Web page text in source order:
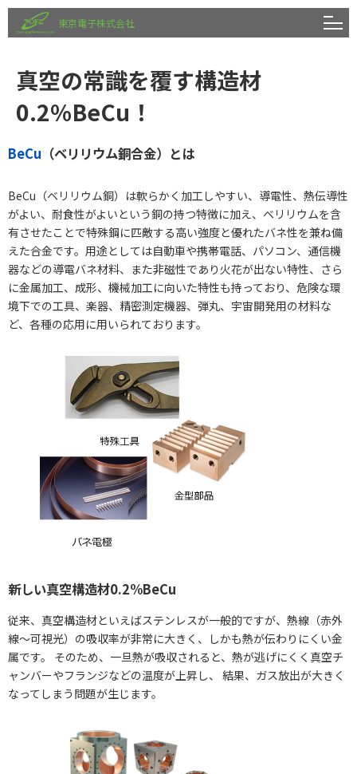
東京電子株式会社
真空の常識を覆す構造材
0.2%BeCu！
BeCu （ベリリウム銅合金）とは
BeCu（ベリリウム銅）は軟らかく加工しやすい、導電性、熱伝導性
がよい、耐食性がよいという銅の持つ特徴に加え、ベリリウムを含
有させたことで特殊鋼に匹敵する高い強度と優れたバネ性を兼ね備
えた合金です。用途としては自動車や携帯電話、パソコン、通信機
器などの導電バネ材料、また非磁性であり火花が出ない特性、さら
に金属加工、成形、機械加工に向いた特性も持っており、危険な環
境下での工具、楽器、精密測定機器、弾丸、宇宙開発用の材料な
ど、各種の応用に用いられております。
新しい真空構造材0.2%BeCu
従来、真空構造材といえばステンレスが一般的ですが、熱線（赤外
線～可視光）の吸収率が非常に大きく、しかも熱が伝わりにくい金
属です。 そのため、一旦熱が吸収されると、熱が逃げにくく真空チ
ャンバーやフランジなどの温度が上昇し、 結果、ガス放出が大きく
なってしまう問題が生じます。